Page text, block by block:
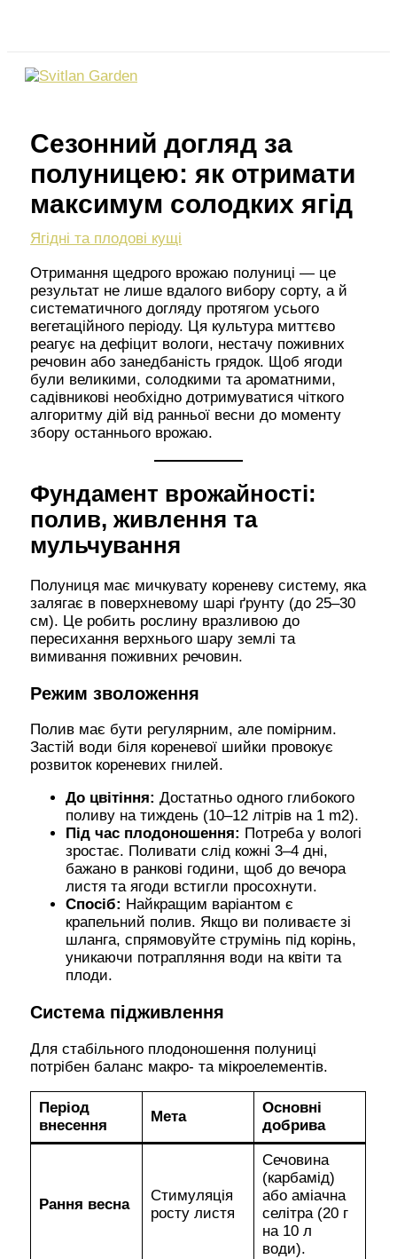
Сезонний догляд за
полуницею: як отримати
максимум солодких ягід
Ягідні та плодові кущі
Отримання щедрого врожаю полуниці — це
результат не лише вдалого вибору сорту, а й
систематичного догляду протягом усього
вегетаційного періоду. Ця культура миттєво
реагує на дефіцит вологи, нестачу поживних
речовин або занедбаність грядок. Щоб ягоди
були великими, солодкими та ароматними,
садівникові необхідно дотримуватися чіткого
алгоритму дій від ранньої весни до моменту
збору останнього врожаю.
Фундамент врожайності:
полив, живлення та
мульчування
Полуниця має мичкувату кореневу систему, яка
залягає в поверхневому шарі ґрунту (до 25–30
см). Це робить рослину вразливою до
пересихання верхнього шару землі та
вимивання поживних речовин.
Режим зволоження
Полив має бути регулярним, але помірним.
Застій води біля кореневої шийки провокує
розвиток кореневих гнилей.
До цвітіння: Достатньо одного глибокого
поливу на тиждень (10–12 літрів на 1 m2).
Під час плодоношення: Потреба у вологі
зростає. Поливати слід кожні 3–4 дні,
бажано в ранкові години, щоб до вечора
листя та ягоди встигли просохнути.
Спосіб: Найкращим варіантом є
крапельний полив. Якщо ви поливаєте зі
шланга, спрямовуйте струмінь під корінь,
уникаючи потрапляння води на квіти та
плоди.
Система підживлення
Для стабільного плодоношення полуниці
потрібен баланс макро- та мікроелементів.
Період
внесення
Мета
Основні
добрива
Рання весна
Стимуляція
росту листя
Сечовина
(карбамід)
або аміачна
селітра (20 г
на 10 л
води).